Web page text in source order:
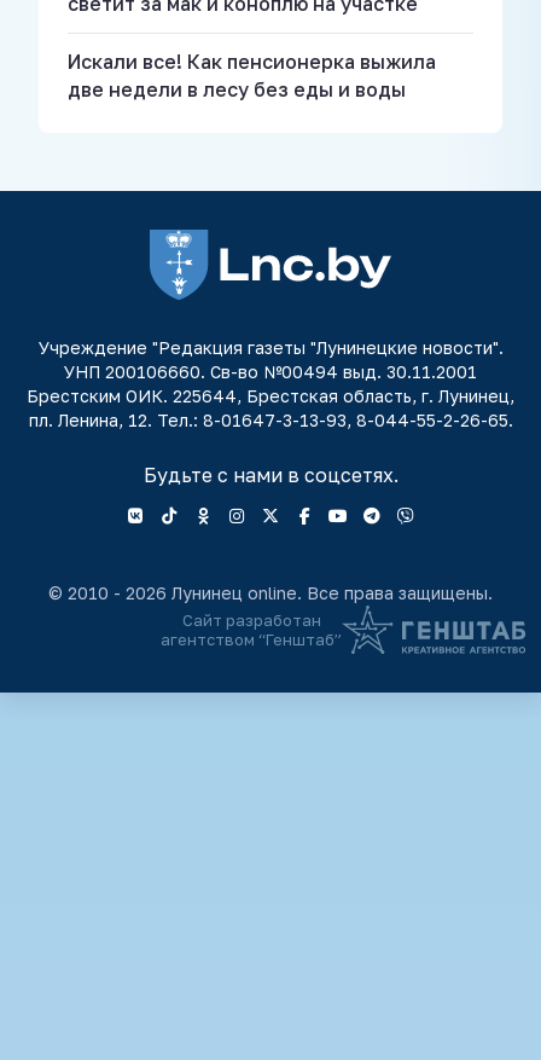
Искали все! Как пенсионерка выжила
две недели в лесу без еды и воды
Учреждение "Редакция газеты "Лунинецкие новости".
УНП 200106660. Св-во №00494 выд. 30.11.2001
Брестским ОИК. 225644, Брестская область, г. Лунинец,
пл. Ленина, 12. Тел.: 8-01647-3-13-93, 8-044-55-2-26-65.
Будьте с нами в соцсетях.
© 2010 - 2026 Лунинец online. Все права защищены.
Сайт разработан
агентством “Генштаб”